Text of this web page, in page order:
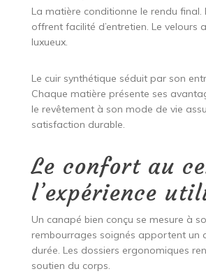
La matière conditionne le rendu final.
offrent facilité d’entretien. Le velours
luxueux.
Le cuir synthétique séduit par son
Chaque matière présente ses
le revêtement à son mode de vie
satisfaction durable.
Le confort au
l’expérience
Un canapé bien conçu se mesure à
rembourrages soignés apportent un
durée. Les dossiers ergonomiques
soutien du corps.